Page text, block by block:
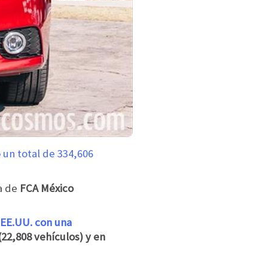
total de 334,606
de FCA México
EE.UU. con una
vehículos) y en